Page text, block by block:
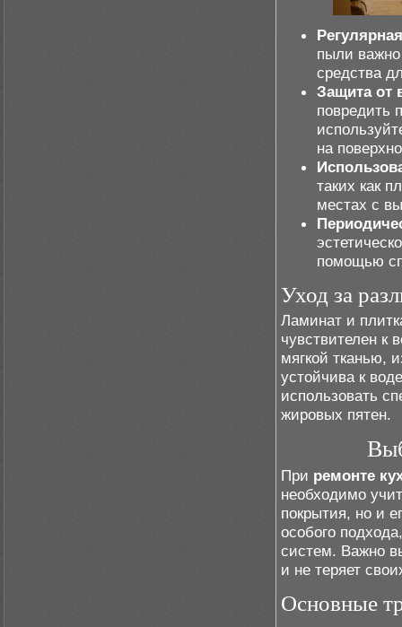
пыли важно
средства
Защита от
повредить
на
таких как
местах с
помощью
Уход за
Ламинат и
чувствителен к
мягкой тканью,
устойчива к
использовать
жировых пятен.
При ремонте
необходимо
покрытия, но и
особого
систем. Важно
и не теряет
Основные